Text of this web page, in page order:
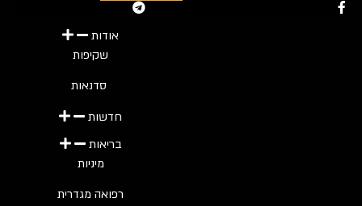
אודות
שקיפות
סדנאות
חדשות
בריאות
מיניות
רפואה מגדרית